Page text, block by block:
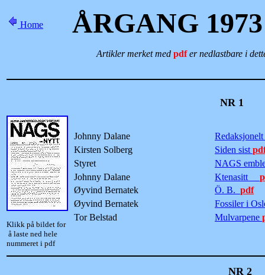
Home ÅRGANG 1973
Artikler merket med pdf er nedlastbare i
NR 1
Klikk på bildet for
å laste ned hele
nummeret i pdf
Johnny Dalane
Redaksjonelt
Kirsten Solberg
Siden sist
Styret
NAGS
Johnny Dalane
Ktenasitt
Øyvind Bernatek
Ö. B. pdf
Øyvind Bernatek
Fossiler i
Tor Belstad
Mulvarpene
NR 2